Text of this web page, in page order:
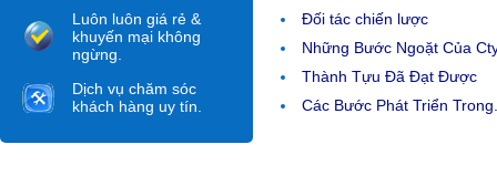
Luôn luôn giá rẻ &
khuyến mại không
ngừng.
Dịch vụ chăm sóc
khách hàng uy tín.
Đối tác chiến lược
Những Bước Ngoặt Của
Thành Tựu Đã Đạt Được
Các Bước Phát Triển